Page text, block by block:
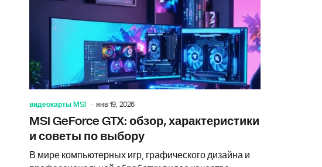
видеокарты MSI янв 19, 2026
MSI GeForce GTX: обзор, характеристики
и советы по выбору
В мире компьютерных игр, графического дизайна и